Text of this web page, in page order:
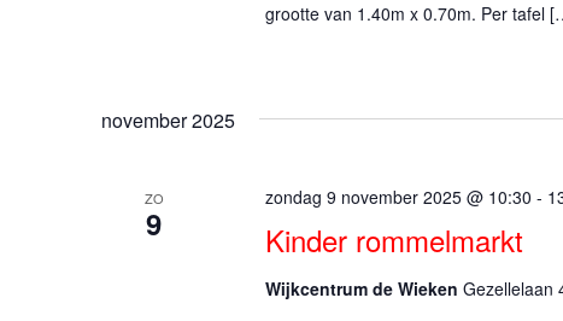
grootte van 1.40m x 0.70m. Per tafel
november 2025
ZO
9 Kinder rommelmarkt
zondag 9 november 2025 @ 10:30 -
Wijkcentrum de Wieken Gezellelaan